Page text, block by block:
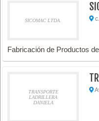
SICOMAC LTDA.
Fabricación de Productos
TRANSPORTE
LADRILLERA
DANIELA